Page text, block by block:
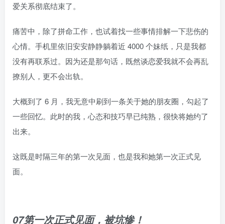
爱关系彻底结束了。
痛苦中，除了拼命工作，也试着找一些事情排解一下悲伤的
心情。手机里依旧安安静静躺着近 4000 个妹纸，只是我都
没有再联系过。因为还是那句话，既然谈恋爱我就不会再乱
撩别人，更不会出轨。
大概到了 6 月，我无意中刷到一条关于她的朋友圈，勾起了
一些回忆。此时的我，心态和技巧早已纯熟，很快将她约了
出来。
这既是时隔三年的第一次见面，也是我和她第一次正式见
面。
07第一次正式见面，被坑惨！